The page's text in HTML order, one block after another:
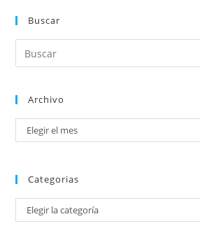
Buscar
Archivo
Elegir el mes
Categorias
Elegir la categoría